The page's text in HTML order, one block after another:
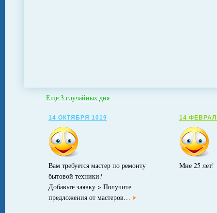
Еще 3 случайных дня
14 ОКТЯБРЯ 1019
Вам требуется мастер по ремонту
бытовой техники?
Добавьте заявку > Получите
предложения от мастеров…
14
Мне 25 лет!